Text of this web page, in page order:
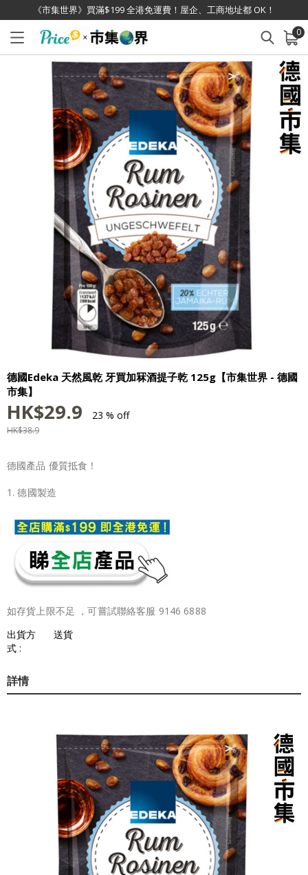
《市集世界》買滿$199 全港免運費！屋企、工商地址都 OK！
0
已加入購物車 查看
德國Edeka 天然風乾 牙買加冧酒提子乾 125g【市集世界 - 德國
市集】
HK$29.9 23 % off
HK$38.9
德國產品 優質抵食！
1. 德國製造
如存貨上限不足 ，可嘗試聯絡客服 9146 6888
出貨方
式 :
送貨
詳情